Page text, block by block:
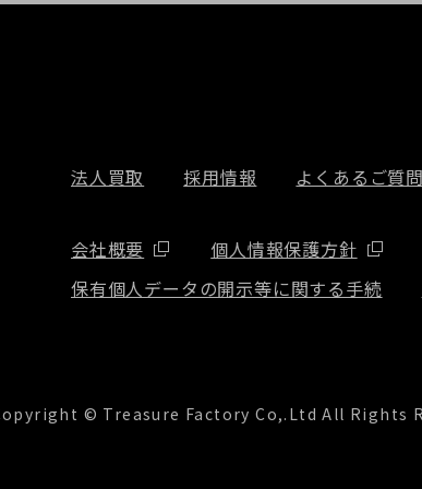
法人買取 採用情報 よくあるご質問
会社概要 個人情報保護方針
保有個人データの開示等に関する手続
© Treasure Factory Co,.Ltd All Rights